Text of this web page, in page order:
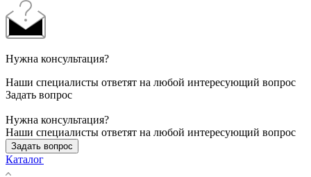
Нужна консультация?
Наши специалисты ответят на любой интересующий вопрос
Задать вопрос
Нужна консультация?
Наши специалисты ответят на любой интересующий вопрос
Задать вопрос
Каталог